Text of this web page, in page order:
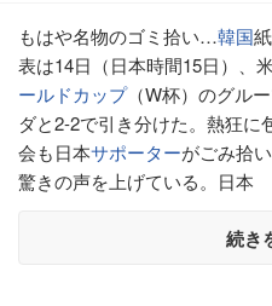
もはや名物のゴミ拾い…韓国
表は14日（日本時間15日）、
ールドカップ（W杯）のグル
ダと2-2で引き分けた。熱狂
会も日本サポーターがごみ拾
驚きの声を上げている。日本
続き